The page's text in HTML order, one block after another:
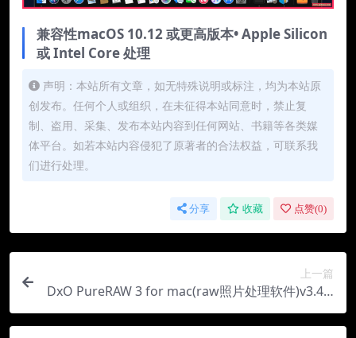
兼容性macOS 10.12 或更高版本• Apple Silicon
或 Intel Core 处理
声明：本站所有文章，如无特殊说明或标注，均为本站原
创发布。任何个人或组织，在未征得本站同意时，禁止复
制、盗用、采集、发布本站内容到任何网站、书籍等各类媒
体平台。如若本站内容侵犯了原著者的合法权益，可联系我
们进行处理。
分享 收藏 点赞(0)
上一篇
DxO PureRAW 3 for mac(raw照片处理软件)v3.4.0
中文版